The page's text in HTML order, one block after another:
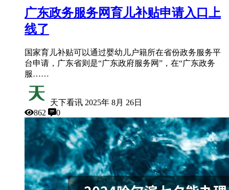
广东政务服务网育儿补贴申请入口上
线了
国家育儿补贴可以通过婴幼儿户籍所在省份政务服务平
台申请，广东省则是“广东政府服务网”，在“广东政务
服……
天下看讯 2025年 8月 26日
862
0